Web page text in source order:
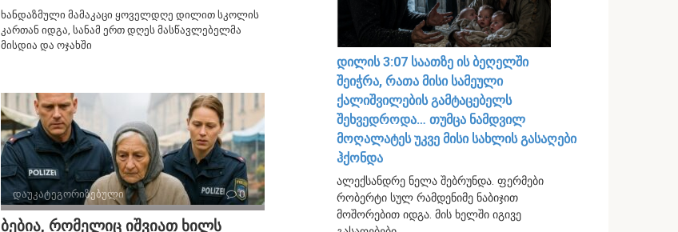
ხანდაზმული მამაკაცი ყოველდღე დილით სკოლის
კართან იდგა, სანამ ერთ დღეს მასწავლებელმა
მისდია და ოჯახში
დაუკატეგორიზებული 0
ბებია, რომელიც იშვიათ ხილს
დილის 3:07 საათზე ის ბეღელში
შეიჭრა, რათა მისი სამეული
ქალიშვილების გამტაცებელს
შეხვედროდა… თუმცა ნამდვილ
მოღალატეს უკვე მისი სახლის გასაღები
ჰქონდა
ალექსანდრე ნელა შებრუნდა. ფერმები
რობერტი სულ რამდენიმე ნაბიჯით
მოშორებით იდგა. მის ხელში იგივე